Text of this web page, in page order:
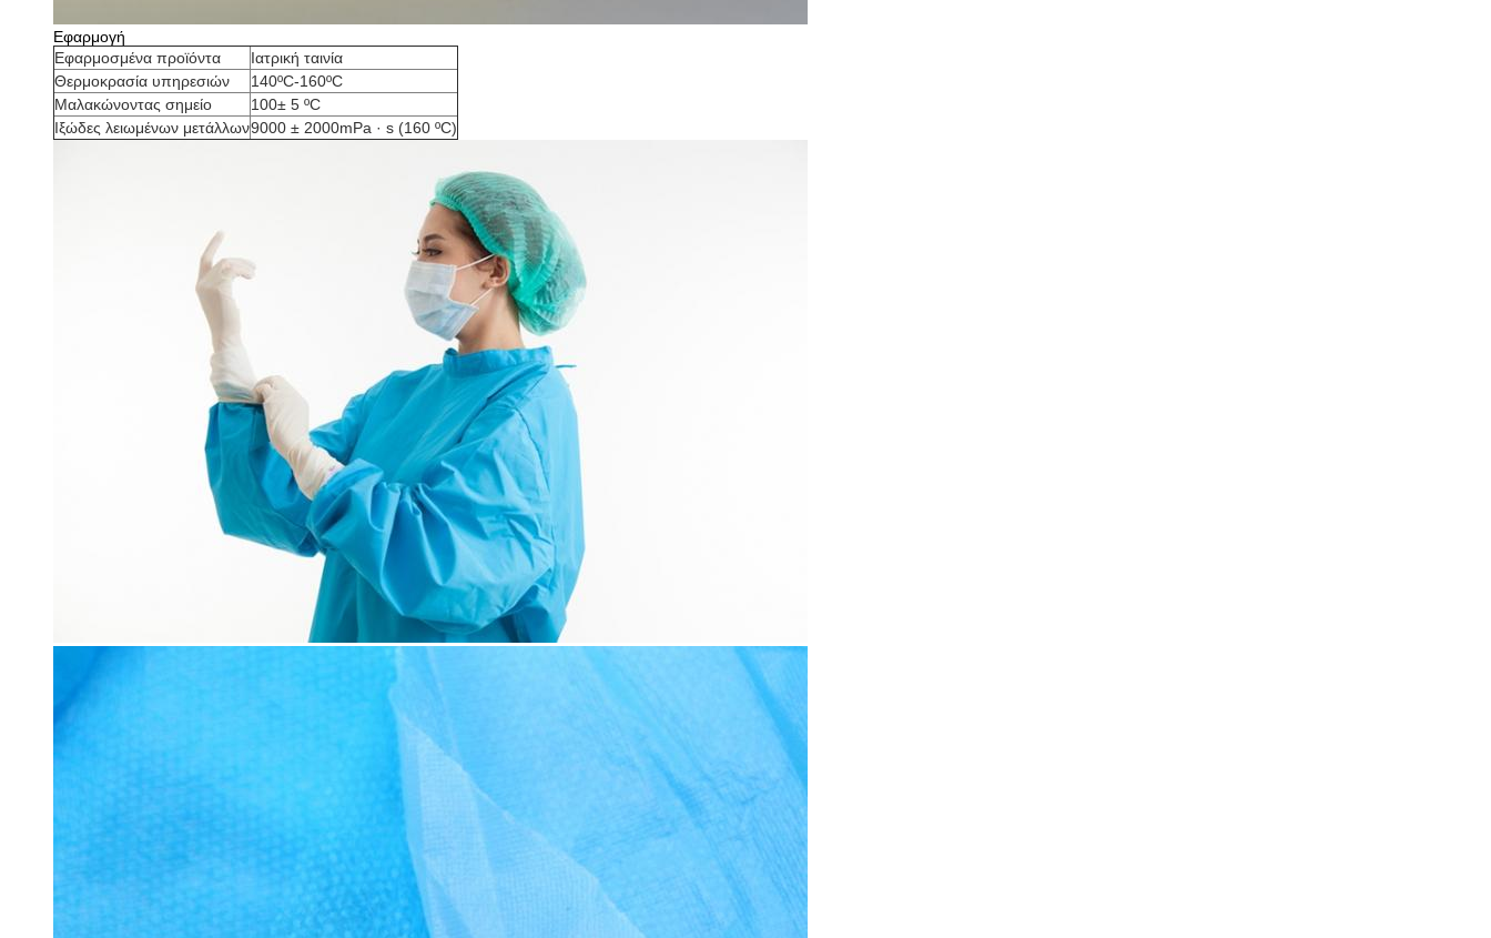
Εφαρμογή
Εφαρμοσμένα προϊόντα
Ιατρική ταινία
Θερμοκρασία υπηρεσιών
140ºC-160ºC
Μαλακώνοντας σημείο
100± 5 ºC
Ιξώδες λειωμένων μετάλλων9000 ± 2000mPa · s (160 ºC)